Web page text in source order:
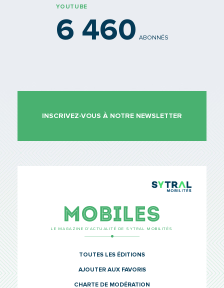
YOUTUBE
6 460 ABONNÉS
INSCRIVEZ-VOUS À NOTRE NEWSLETTER
LE MAGAZINE D’ACTUALITÉ DE SYTRAL MOBILITÉS
TOUTES LES ÉDITIONS
AJOUTER AUX FAVORIS
CHARTE DE MODÉRATION